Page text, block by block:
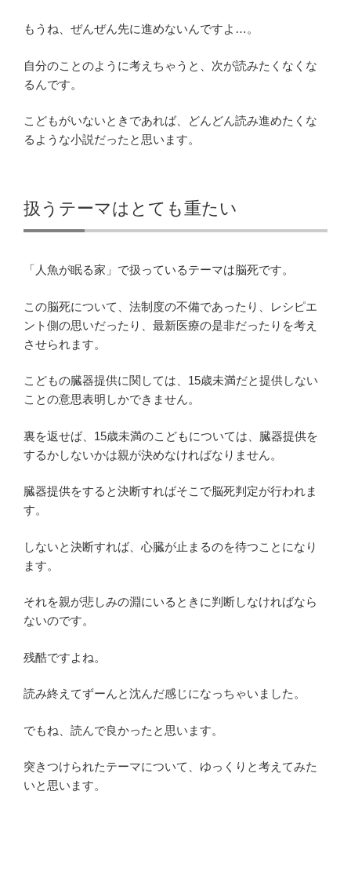
もうね、ぜんぜん先に進めないんですよ…。
自分のことのように考えちゃうと、次が読みたくなくな
るんです。
こどもがいないときであれば、どんどん読み進めたくな
るような小説だったと思います。
扱うテーマはとても重たい
「人魚が眠る家」で扱っているテーマは脳死です。
この脳死について、法制度の不備であったり、レシピエ
ント側の思いだったり、最新医療の是非だったりを考え
させられます。
こどもの臓器提供に関しては、15歳未満だと提供しない
ことの意思表明しかできません。
裏を返せば、15歳未満のこどもについては、臓器提供を
するかしないかは親が決めなければなりません。
臓器提供をすると決断すればそこで脳死判定が行われま
す。
しないと決断すれば、心臓が止まるのを待つことになり
ます。
それを親が悲しみの淵にいるときに判断しなければなら
ないのです。
残酷ですよね。
読み終えてずーんと沈んだ感じになっちゃいました。
でもね、読んで良かったと思います。
突きつけられたテーマについて、ゆっくりと考えてみた
いと思います。